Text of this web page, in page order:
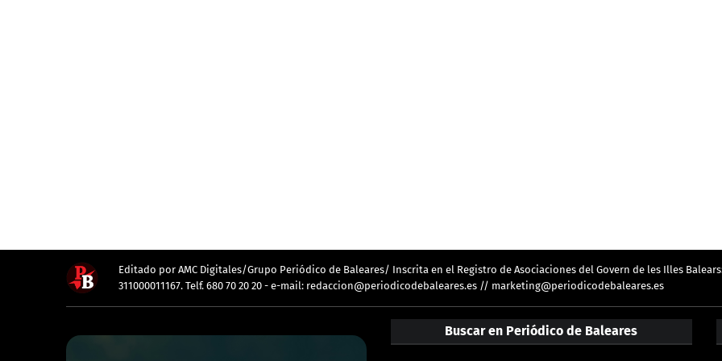
Editado por AMC Digitales/Grupo Periódico de Baleares/ Inscrita en el Registro de Asociaciones del Govern de les Illes
311000011167. Telf. 680 70 20 20 - e-mail: redaccion@periodicodebaleares.es // marketing@periodicodebaleares.es
Buscar en Periódico de Baleares